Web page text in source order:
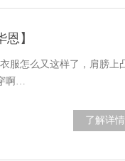
】
服怎么又这样了，肩膀上
啊…
了解详情